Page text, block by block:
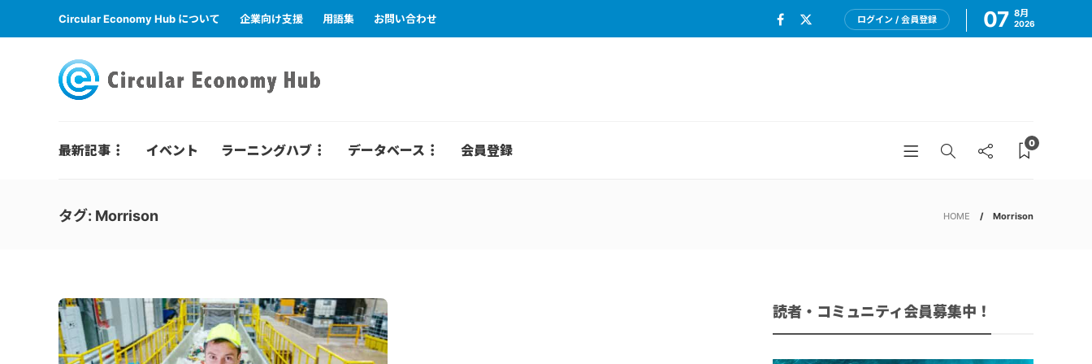
Circular Economy Hub について 企業向け支援 用語集 お問い合わせ ログイン / 会員登録 07 8月
2026
最新記事 イベント ラーニングハブ データベース 会員登録 0
タグ: Morrison HOME Morrison
読者・コミュニティ会員募集中！